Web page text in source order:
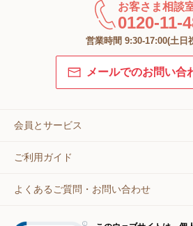
お客さま相談
0120-11-
営業時間 9:30-17:00(土日
メールでのお問い合
会員とサービス
ご利用ガイド
よくあるご質問・お問い合わせ